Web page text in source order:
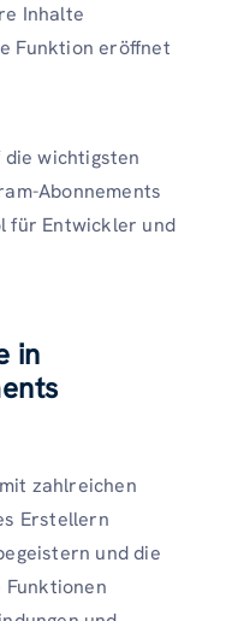
Inhalte
Funktion eröffnet
die wichtigsten
Abonnements
für Entwickler und
in
zahlreichen
Erstellern
und die